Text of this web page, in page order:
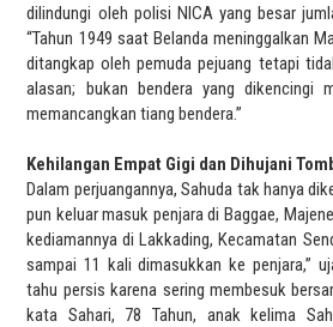
dilindungi oleh polisi NICA yang besar
“Tahun 1949 saat Belanda meninggalkan
ditangkap oleh pemuda pejuang tetapi
alasan; bukan bendera yang dikencingi
memancangkan tiang bendera.”
Kehilangan Empat Gigi dan Dihujani
Dalam perjuangannya, Sahuda tak hanya
pun keluar masuk penjara di Baggae,
kediamannya di Lakkading, Kecamatan
sampai 11 kali dimasukkan ke penjara,”
tahu persis karena sering membesuk
kata Sahari, 78 Tahun, anak kelima